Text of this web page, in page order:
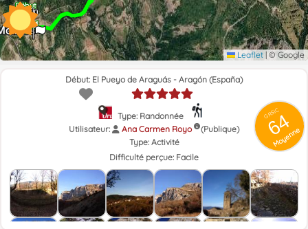
Début
Fin
Leaflet | © Google
GRSIC
64
Moyenne
Début: El Pueyo de Araguás - Aragón (España)
Type: Randonnée
Utilisateur:
Ana Carmen Royo
(Publique)
Type: Activité
Difficulté perçue: Facile